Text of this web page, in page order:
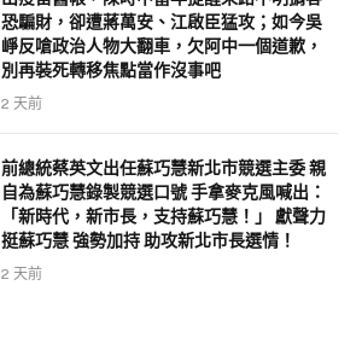
恐騙財，卻遭蔣萬安、江啟臣猛攻；如今吳
崢反嗆政治人物大翻車，欠阿中一個道歉，
別再裝死轉移焦點當作沒事吧
2 天前
前總統蔡英文出任蘇巧慧新北市競選主委 親
自為蘇巧慧錄製競選口號 手拿麥克風喊出：
「新時代，新市長，支持蘇巧慧！」 獻聲力
挺蘇巧慧 強勢加持 助攻新北市長選情！
2 天前